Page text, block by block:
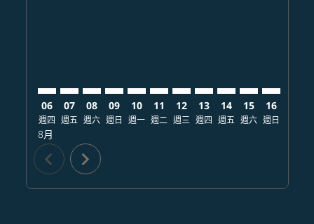
06
週四
8月
07
週五
08
週六
09
週日
10
週一
11
週二
12
週三
13
週四
14
週五
15
週六
16
週日
chevron_left chevron_right